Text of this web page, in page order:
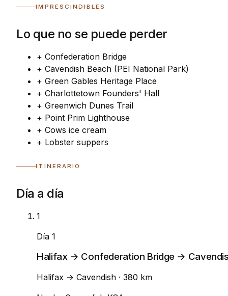
IMPRESCINDIBLES
Lo que no se puede perder
+ Confederation Bridge
+ Cavendish Beach (PEI National Park)
+ Green Gables Heritage Place
+ Charlottetown Founders' Hall
+ Greenwich Dunes Trail
+ Point Prim Lighthouse
+ Cows ice cream
+ Lobster suppers
ITINERARIO
Día a día
1
Día 1
Halifax → Confederation Bridge →
Halifax → Cavendish · 380 km